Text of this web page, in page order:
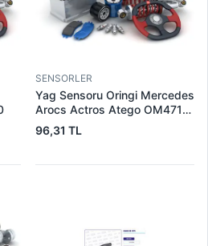
SENSORLER
Yag Sensoru Oringi Mercedes
Arocs Actros Atego OM471
470, 936 | ELRING 003.030 |
OEM 0229978645
96,31 TL